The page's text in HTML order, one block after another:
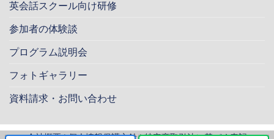
英会話スクール向け研修
参加者の体験談
プログラム説明会
フォトギャラリー
資料請求・お問い合わせ